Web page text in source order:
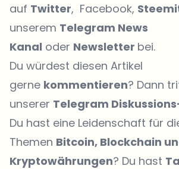
auf Twitter, Facebook,
unserem Telegram News
Kanal oder Newsletter bei.
Du würdest diesen Artikel
gerne kommentieren? Dann
unserer Telegram
Du hast eine Leidenschaft für
Themen Bitcoin, Blockchain
Kryptowährungen? Du hast